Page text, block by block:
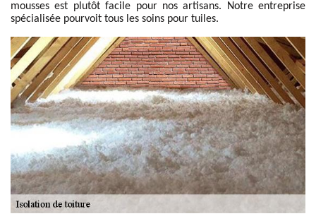
mousses est plutôt facile pour nos artisans. Notre entreprise
spécialisée pourvoit tous les soins pour tuiles.